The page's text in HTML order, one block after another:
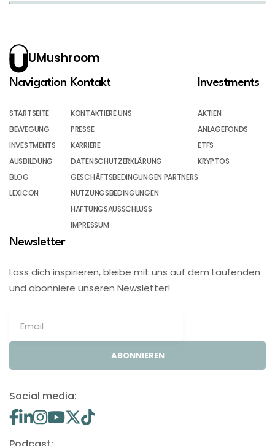
UMushroom
Navigation
STARTSEITE
BEWEGUNG
INVESTMENTS
AUSBILDUNG
BLOG
LEXICON
Kontakt
KONTAKTIERE UNS
PRESSE
KARRIERE
DATENSCHUTZERKLÄRUNG
GESCHÄFTSBEDINGUNGEN PARTNERS
NUTZUNGSBEDINGUNGEN
HAFTUNGSAUSSCHLUSS
IMPRESSUM
Investments
AKTIEN
ANLAGEFONDS
ETFS
KRYPTOS
Newsletter
Lass dich inspirieren, bleibe mit uns auf dem Laufenden
und abonniere unseren Newsletter!
ABONNIEREN
Social media: